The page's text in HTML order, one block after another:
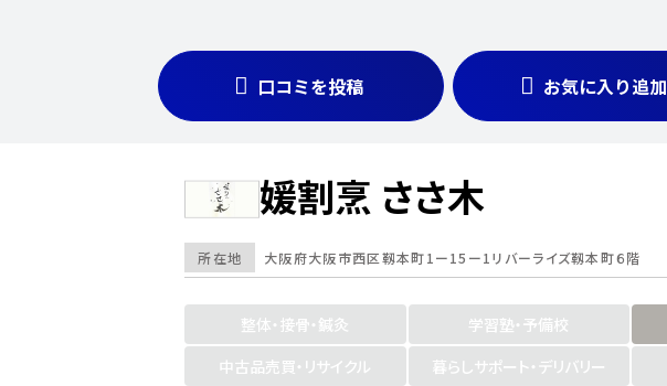
口コミを投稿 お気に入り追加
媛割烹 ささ木
所在地 大阪府大阪市西区靱本町1ー15ー1リバーライズ靱本町６階
整体・接骨・鍼灸 学習塾・予備校
中古品売買・リサイクル
暮らしサポート・デリバリー